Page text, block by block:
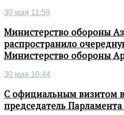
30 мая 11:59
Министерство обороны
распространило
Министерство обороны
30 мая 10:44
С официальным визитом
председатель